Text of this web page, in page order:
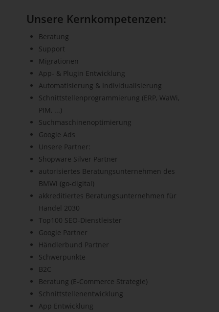
Unsere Kernkompetenzen:
Beratung
Support
Migrationen
App- & Plugin Entwicklung
Automatisierung & Individualisierung
Schnittstellenprogrammierung (ERP, WaWi,
PIM, ...)
Suchmaschinenoptimierung
Google Ads
Unsere Partner:
Shopware Silver Partner
autorisiertes Beratungsunternehmen des
BMWi (go-digital)
akkreditiertes Beratungsunternehmen für
Handel 2030
Top100 SEO-Dienstleister
Google Partner
Händlerbund Partner
Schwerpunkte
B2C
Beratung (E-Commerce Strategie)
Schnittstellenentwicklung
App Entwicklung